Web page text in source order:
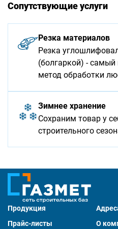
Сопутствующие услуги
Резка материалов
Резка
(болгаркой) - самый
метод обработки
Зимнее хранение
Сохраним товар у
строительного
Продукция
Прайс-листы
О